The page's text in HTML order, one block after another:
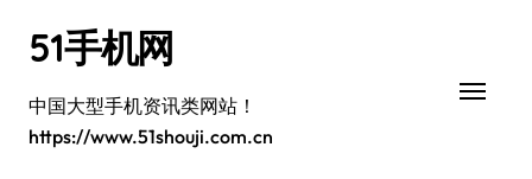
51手机网
中国大型手机资讯类网站！
https://www.51shouji.com.cn